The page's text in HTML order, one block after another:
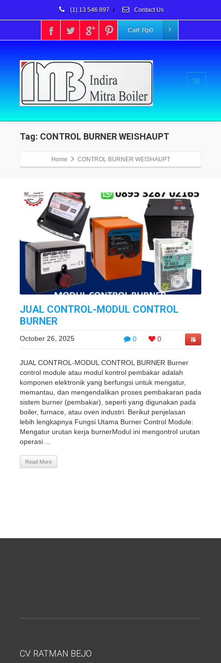
(1) 13 546 897 / Contact Us
Cart: Rp0
Tag: CONTROL BURNER WEISHAUPT
Home CONTROL BURNER WEISHAUPT
JUAL CONTROL-MODUL CONTROL
BURNER
0 0
October 26, 2025
JUAL CONTROL-MODUL CONTROL BURNER Burner
control module atau modul kontrol pembakar adalah
komponen elektronik yang berfungsi untuk mengatur,
memantau, dan mengendalikan proses pembakaran pada
sistem burner (pembakar), seperti yang digunakan pada
boiler, furnace, atau oven industri. Berikut penjelasan
lebih lengkapnya Fungsi Utama Burner Control Module:
Mengatur urutan kerja burnerModul ini mengontrol urutan
operasi ...
Read More
CV. RATMAN BEJO